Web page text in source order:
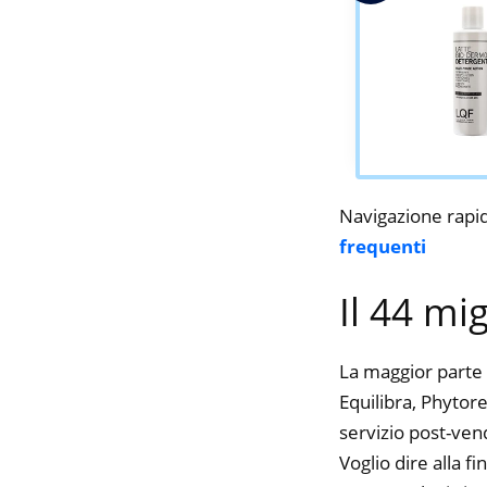
Navigazione
frequenti
Il 44
La maggior
Equilibra,
servizio post-
Voglio dire alla